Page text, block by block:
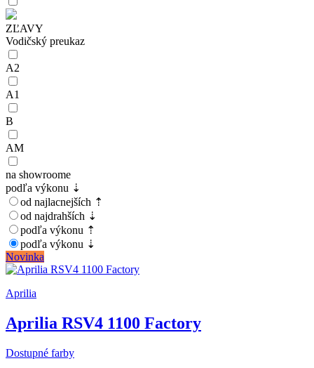
ZĽAVY
Vodičský preukaz
A2
A1
B
AM
na showroome
podľa výkonu ⇣
od najlacnejších ⇡
od najdrahších ⇣
podľa výkonu ⇡
podľa výkonu ⇣
Novinka
Aprilia
Aprilia RSV4 1100 Factory
Dostupné farby